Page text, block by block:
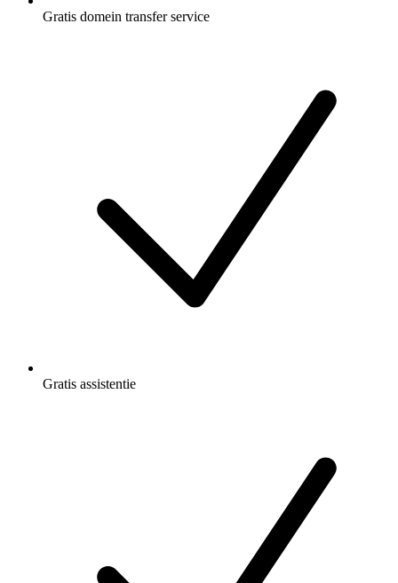
Gratis domein transfer service
Gratis assistentie